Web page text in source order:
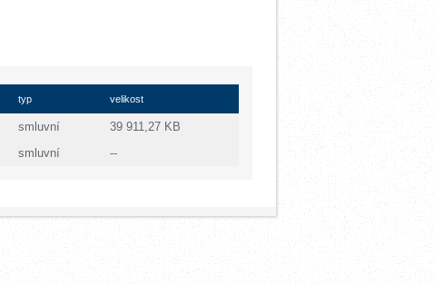
typ velikost
smluvní 39 911,27 KB
smluvní --